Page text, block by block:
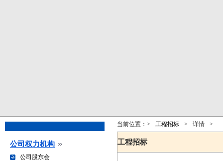
公司权力机构
公司股东会
当前位置： > 工程招标 > 详情 >
工程招标